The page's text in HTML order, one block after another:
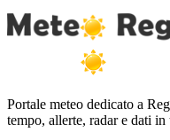
Portale meteo dedicato a
tempo, allerte, radar e dati in